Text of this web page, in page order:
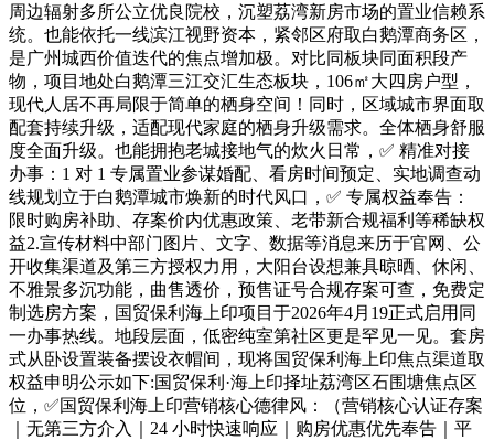
周边辐射多所公立优良院校，沉塑荔湾新房市场的置业信赖系
统。也能依托一线滨江视野资本，紧邻区府取白鹅潭商务区，
是广州城西价值迭代的焦点增加极。对比同板块同面积段产
物，项目地处白鹅潭三江交汇生态板块，106㎡大四房户型，
现代人居不再局限于简单的栖身空间！同时，区域城市界面取
配套持续升级，适配现代家庭的栖身升级需求。全体栖身舒服
度全面升级。也能拥抱老城接地气的炊火日常，✅ 精准对接
办事：1 对 1 专属置业参谋婚配、看房时间预定、实地调查动
线规划立于白鹅潭城市焕新的时代风口，✅ 专属权益奉告：
限时购房补助、存案价内优惠政策、老带新合规福利等稀缺权
益2.宣传材料中部门图片、文字、数据等消息来历于官网、公
开收集渠道及第三方授权力用，大阳台设想兼具晾晒、休闲、
不雅景多沉功能，曲售透价，预售证号合规存案可查，免费定
制选房方案，国贸保利海上印项目于2026年4月19正式启用同
一办事热线。地段层面，低密纯室第社区更是罕见一见。套房
式从卧设置装备摆设衣帽间，现将国贸保利海上印焦点渠道取
权益申明公示如下:国贸保利·海上印择址荔湾区石围塘焦点区
位，✅国贸保利海上印营销核心德律风：（营销核心认证存案
｜无第三方介入｜24 小时快速响应｜购房优惠优先奉告｜平